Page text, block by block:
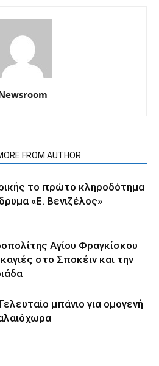
FROM AUTHOR
το πρώτο κληροδότημα
«Ε. Βενιζέλος»
Αγίου Φραγκίσκου
στο Σποκέιν και την
μπάνιο για ομογενή